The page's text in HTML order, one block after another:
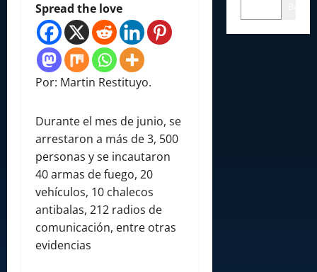
Spread the love
Por: Martin Restituyo.
Durante el mes de junio, se
arrestaron a más de 3, 500
personas y se incautaron
40 armas de fuego, 20
vehículos, 10 chalecos
antibalas, 212 radios de
comunicación, entre otras
evidencias